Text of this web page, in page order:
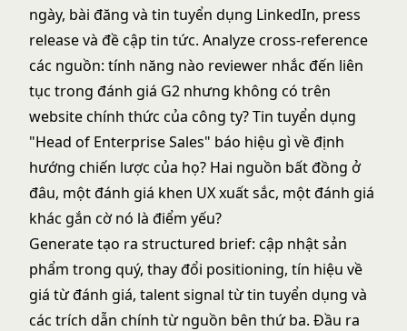
ngày, bài đăng và tin tuyển dụng LinkedIn, press
release và đề cập tin tức. Analyze cross-reference
các nguồn: tính năng nào reviewer nhắc đến liên
tục trong đánh giá G2 nhưng không có trên
website chính thức của công ty? Tin tuyển dụng
"Head of Enterprise Sales" báo hiệu gì về định
hướng chiến lược của họ? Hai nguồn bất đồng ở
đâu, một đánh giá khen UX xuất sắc, một đánh giá
khác gắn cờ nó là điểm yếu?
Generate tạo ra structured brief: cập nhật sản
phẩm trong quý, thay đổi positioning, tín hiệu về
giá từ đánh giá, talent signal từ tin tuyển dụng và
các trích dẫn chính từ nguồn bên thứ ba. Đầu ra